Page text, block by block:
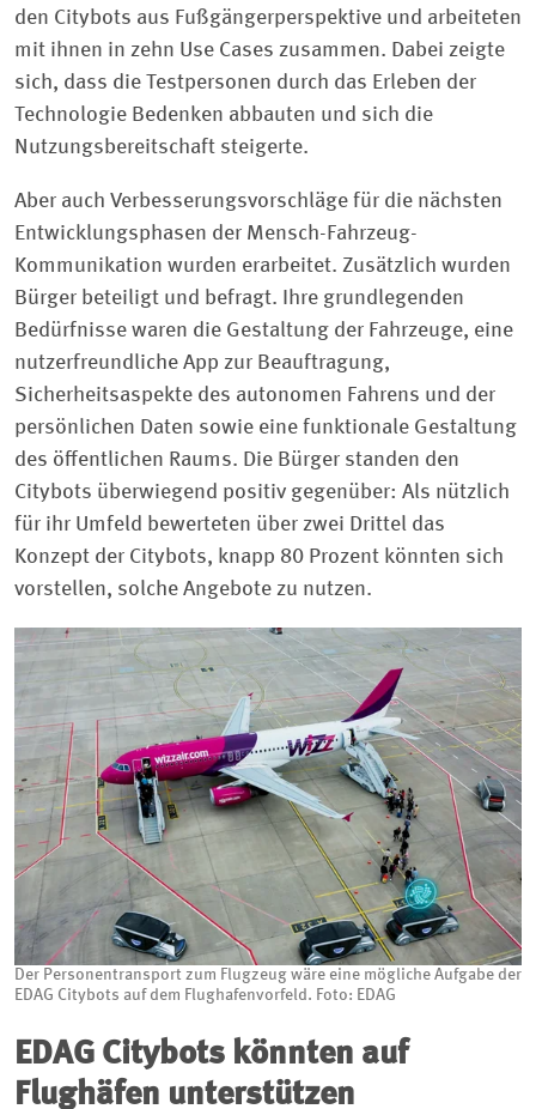
den Citybots aus Fußgängerperspektive und arbeiteten
mit ihnen in zehn Use Cases zusammen. Dabei zeigte
sich, dass die Testpersonen durch das Erleben der
Technologie Bedenken abbauten und sich die
Nutzungsbereitschaft steigerte.
Aber auch Verbesserungsvorschläge für die nächsten
Entwicklungsphasen der Mensch-Fahrzeug-
Kommunikation wurden erarbeitet. Zusätzlich wurden
Bürger beteiligt und befragt. Ihre grundlegenden
Bedürfnisse waren die Gestaltung der Fahrzeuge, eine
nutzerfreundliche App zur Beauftragung,
Sicherheitsaspekte des autonomen Fahrens und der
persönlichen Daten sowie eine funktionale Gestaltung
des öffentlichen Raums. Die Bürger standen den
Citybots überwiegend positiv gegenüber: Als nützlich
für ihr Umfeld bewerteten über zwei Drittel das
Konzept der Citybots, knapp 80 Prozent könnten sich
vorstellen, solche Angebote zu nutzen.
Der Personentransport zum Flugzeug wäre eine mögliche Aufgabe der
EDAG Citybots auf dem Flughafenvorfeld. Foto: EDAG
EDAG Citybots könnten auf
Flughäfen unterstützen